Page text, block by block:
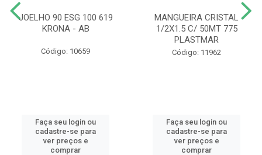
JOELHO 90 ESG 100 619
KRONA - AB
Código: 10659
Faça seu login ou
cadastre-se para
ver preços e
comprar
MANGUEIRA CRISTAL
1/2X1.5 C/ 50MT 775
PLASTMAR
Código: 11962
Faça seu login ou
cadastre-se para
ver preços e
comprar